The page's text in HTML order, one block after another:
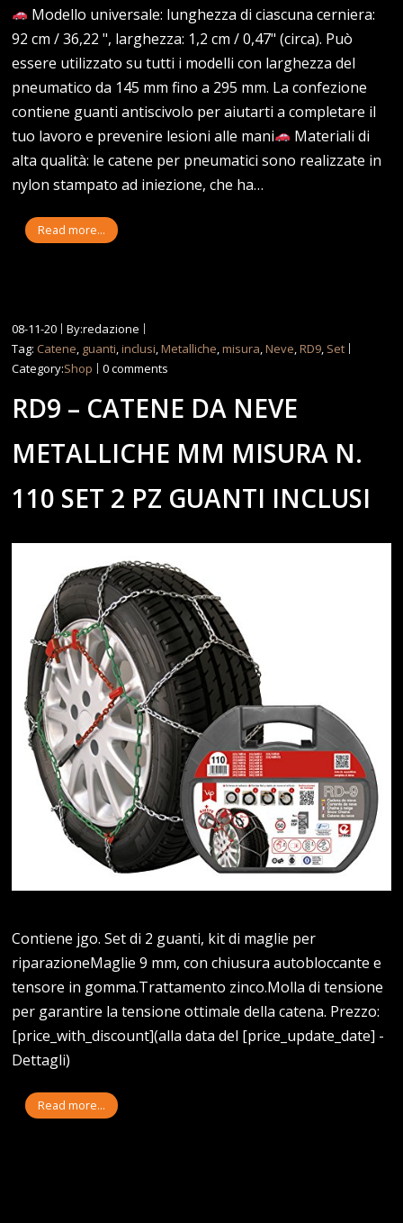
Modello universale: lunghezza di ciascuna cerniera:
92 cm / 36,22 ", larghezza: 1,2 cm / 0,47" (circa). Può
essere utilizzato su tutti i modelli con larghezza del
pneumatico da 145 mm fino a 295 mm. La confezione
contiene guanti antiscivolo per aiutarti a completare il
tuo lavoro e prevenire lesioni alle mani
Materiali di
alta qualità: le catene per pneumatici sono realizzate in
nylon stampato ad iniezione, che ha…
Read more...
08-11-20
By:redazione
Tag: Catene, guanti,inclusi,Metalliche,misura,Neve,RD9, Set
Category:Shop 0 comments
RD9 – CATENE DA NEVE
METALLICHE MM MISURA N.
110 SET 2 PZ GUANTI INCLUSI
Contiene jgo. Set di 2 guanti, kit di maglie per
riparazioneMaglie 9 mm, con chiusura autobloccante e
tensore in gomma.Trattamento zinco.Molla di tensione
per garantire la tensione ottimale della catena. Prezzo:
[price_with_discount](alla data del [price_update_date] -
Dettagli)
Read more...